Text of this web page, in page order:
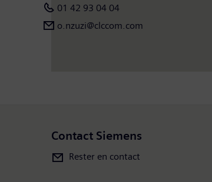
01 42 93 04 04
o.nzuzi@clccom.com
Contact Siemens
Rester en contact